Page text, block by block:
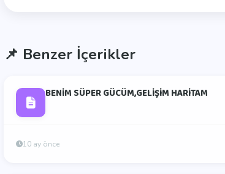
📌 Benzer İçerikler
BENİM SÜPER GÜCÜM,GELİŞİM HARİTAM
10 ay önce